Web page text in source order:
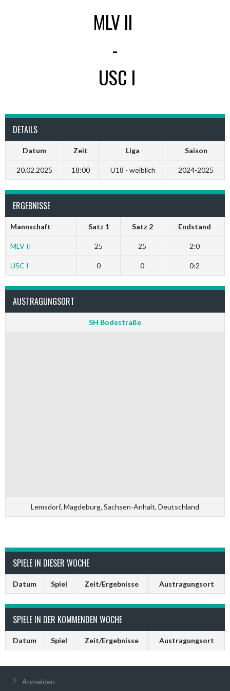
MLV II
-
USC I
DETAILS
Datum Zeit Liga Saison
20.02.2025 18:00 U18 - weiblich 2024-2025
ERGEBNISSE
Mannschaft Satz 1 Satz 2 Endstand
MLV II 25 25 2:0
USC I 0 0 0:2
AUSTRAGUNGSORT
SH Bodestraße
Lemsdorf, Magdeburg, Sachsen-Anhalt, Deutschland
SPIELE IN DIESER WOCHE
Datum Spiel Zeit/Ergebnisse Austragungsort
SPIELE IN DER KOMMENDEN WOCHE
Datum Spiel Zeit/Ergebnisse Austragungsort
Anmelden